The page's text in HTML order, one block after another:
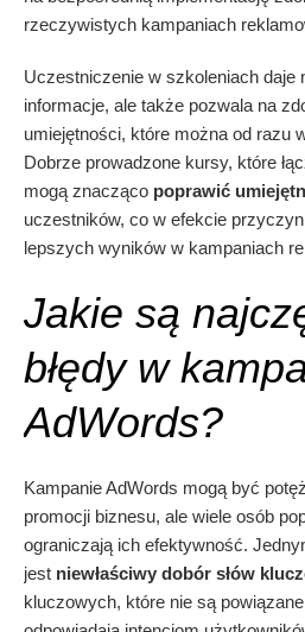
rzeczywistych kampaniach
Uczestniczenie w szkoleniach daje
informacje, ale także pozwala na
umiejętności, które można od razu
Dobrze prowadzone kursy, które
mogą znacząco poprawić
uczestników, co w efekcie
lepszych wyników w kampaniach
Jakie są
błędy w
AdWords?
Kampanie AdWords mogą być
promocji biznesu, ale wiele osób
ograniczają ich efektywność.
jest niewłaściwy dobór słów
kluczowych, które nie są